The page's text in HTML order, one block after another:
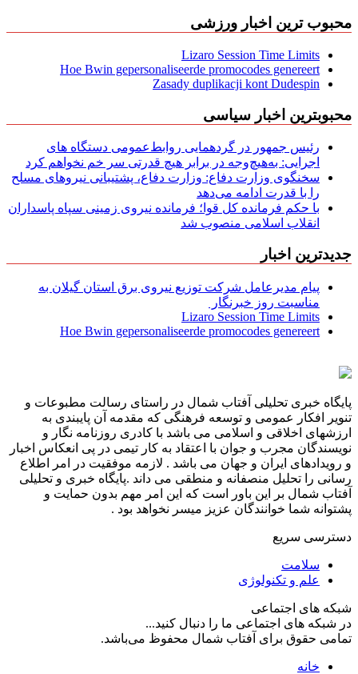
محبوب ترین اخبار ورزشی
Lizaro Session Time Limits
Hoe Bwin gepersonaliseerde promocodes genereert
Zasady duplikacji kont Dudespin
محبوبترین اخبار سیاسی
رئیس جمهور در گردهمایی روابط‌عمومی دستگاه های
اجرایی: به‌هیچ‌وجه در برابر هیچ قدرتی سر خم نخواهم کرد
سخنگوی وزارت دفاع: وزارت دفاع، پشتیبانی نیرو‌های مسلح
را با قدرت ادامه می‌دهد
با حکم فرمانده کل قوا؛ فرمانده نیروی زمینی سپاه پاسداران
انقلاب اسلامی منصوب شد
جدیدترین اخبار
پیام مدیرعامل شركت توزیع نیروی برق استان گیلان به
مناسبت روز خبرنگار ‌
Lizaro Session Time Limits
Hoe Bwin gepersonaliseerde promocodes genereert
پایگاه خبری تحلیلی آفتاب شمال در راستای رسالت مطبوعات و
تنویر افکار عمومی و توسعه فرهنگی که مقدمه آن پایبندی به
ارزشهای اخلاقی و اسلامی می باشد با کادری روزنامه نگار و
نویسندگان مجرب و جوان با اعتقاد به کار تیمی در پی انعکاس اخبار
و رویدادهای ایران و جهان می باشد . لازمه موفقیت در امر اطلاع
رسانی را تحلیل منصفانه و منطقی می داند .پایگاه خبری و تحلیلی
آفتاب شمال بر این باور است که این امر مهم بدون حمایت و
پشتوانه شما خوانندگان عزیز میسر نخواهد بود .
دسترسی سریع
سلامت
علم و تکنولوژی
شبکه های اجتماعی
در شبکه های اجتماعی ما را دنبال کنید...
تمامی حقوق برای آفتاب شمال محفوظ می‌باشد.
خانه